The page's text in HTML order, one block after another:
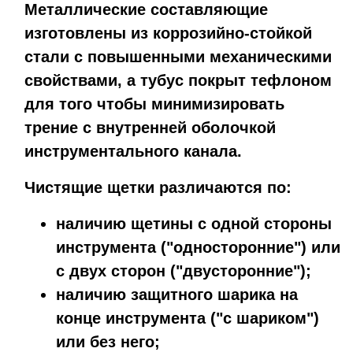
Металлические составляющие
изготовлены из коррозийно-стойкой
стали с повышенными механическими
свойствами, а тубус покрыт тефлоном
для того чтобы минимизировать
трение с внутренней оболочкой
инструментального канала.
Чистящие щетки различаются по:
наличию щетины с одной стороны
инструмента ("односторонние") или
с двух сторон ("двусторонние");
наличию защитного шарика на
конце инструмента ("с шариком")
или без него;